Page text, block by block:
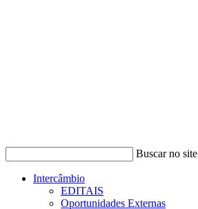
Buscar no site
Intercâmbio
EDITAIS
Oportunidades Externas